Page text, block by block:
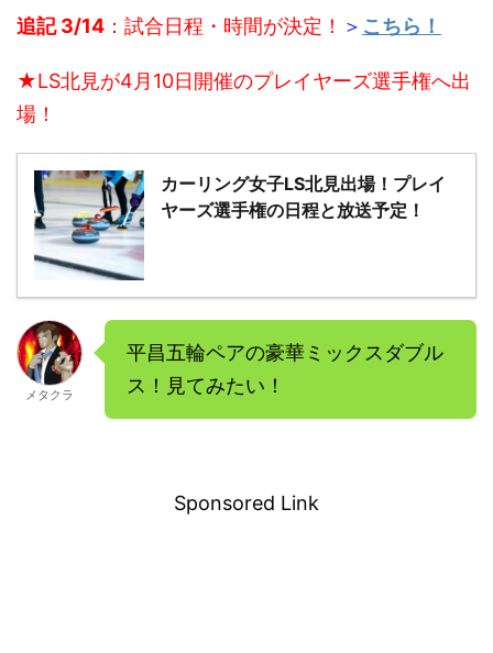
追記 3/14 ：試合日程・時間が決定！ ＞ こちら！
★LS北見が4月10日開催のプレイヤーズ選手権へ出
場！
カーリング女子LS北見出場！プレイ
ヤーズ選手権の日程と放送予定！
メタクラ
平昌五輪ペアの豪華ミックスダブル
ス！見てみたい！
Sponsored Link